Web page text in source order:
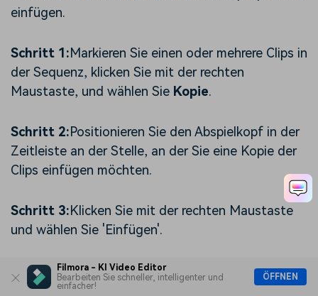
Filmora - KI Video Editor
Bearbeiten Sie schneller, intelligenter und
einfacher!
ÖFFNEN
einfügen.
Schritt 1:Markieren Sie einen oder mehrere Clips in
der Sequenz, klicken Sie mit der rechten
Maustaste, und wählen Sie Kopie.
Schritt 2:Positionieren Sie den Abspielkopf in der
Zeitleiste an der Stelle, an der Sie eine Kopie der
Clips einfügen möchten.
Schritt 3:Klicken Sie mit der rechten Maustaste
und wählen Sie 'Einfügen'.
Hinweis: Wenn vor dem Einfügen Clips in der Spur
vorhanden sind, werden diese möglicherweise